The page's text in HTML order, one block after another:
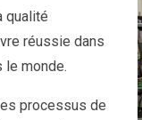
qualité
réussie dans
monde.
processus de